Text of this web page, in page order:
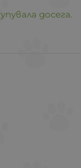
досега.